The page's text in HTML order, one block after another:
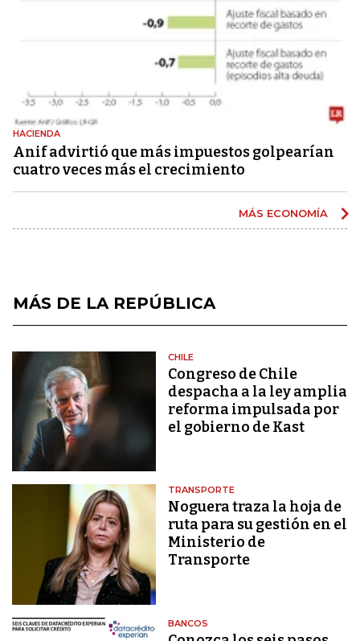
HACIENDA
Anif advirtió que más impuestos golpearían
cuatro veces más el crecimiento
MÁS ECONOMÍA
MÁS DE LA REPÚBLICA
CHILE
Congreso de Chile
despacha a la ley amplia
reforma impulsada por
el gobierno de Kast
TRANSPORTE
Noguera traza la hoja de
ruta para su gestión en el
Ministerio de
Transporte
BANCOS